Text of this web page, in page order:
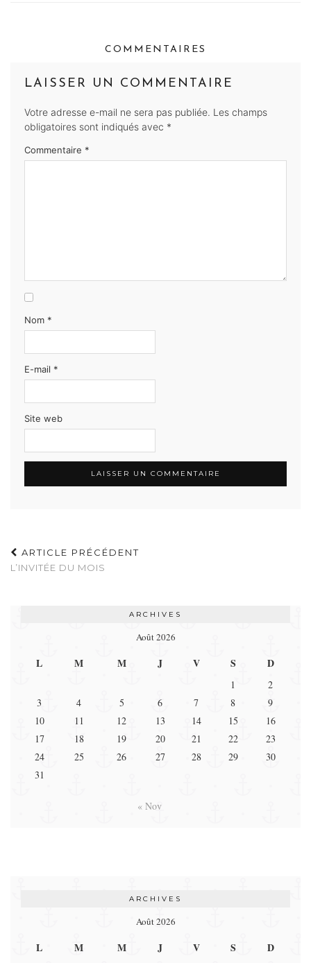
COMMENTAIRES
LAISSER UN COMMENTAIRE
Votre adresse e-mail ne sera pas publiée. Les champs
obligatoires sont indiqués avec *
Commentaire *
Nom *
E-mail *
Site web
ARTICLE PRÉCÉDENT
L’INVITÉE DU MOIS
ARCHIVES
Août 2026
L M M J V S D
1
2
3
4 5 6 7 8
9
10
11 12 13 14 15
16
17
18 19 20 21 22
23
24
25 26 27 28 29
30
31
« Nov
ARCHIVES
Août 2026
L M M J V S D